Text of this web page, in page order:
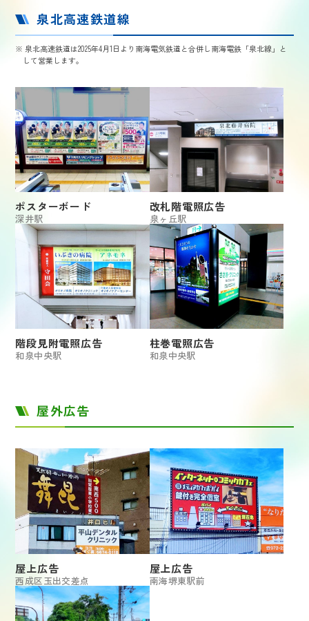
泉北高速鉄道線
※ 泉北高速鉄道は2025年4月1日より南海電気鉄道と合併し南海電鉄「泉北線」と
して営業します。
ポスターボード
深井駅
改札階電照広告
泉ヶ丘駅
階段見附電照広告
和泉中央駅
柱巻電照広告
和泉中央駅
屋外広告
屋上広告
西成区玉出交差点
屋上広告
南海堺東駅前